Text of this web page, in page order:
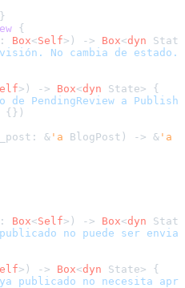
{
: Box<Self>) -> Box<dyn
No cambia de estado."
>) -> Box<dyn State> {
de PendingReview a
{})
&'a BlogPost) -> & 'a
: Box<Self>) -> Box<dyn
no puede ser
>) -> Box<dyn State> {
publicado no necesita